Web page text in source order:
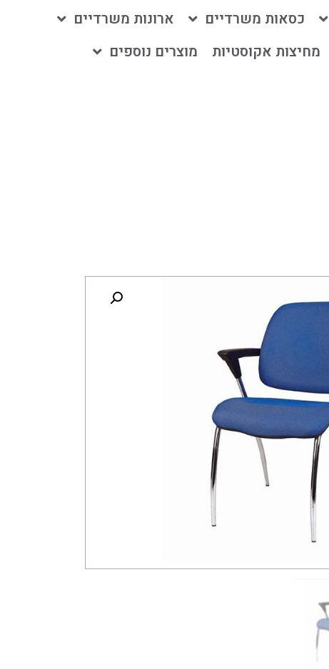
כסאות משרדיים
ארונות משרדיים
מחיצות אקוסטיות מוצרים נוספים